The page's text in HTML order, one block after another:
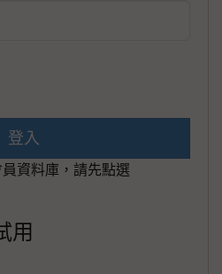
登入
資料庫，請先點選
用